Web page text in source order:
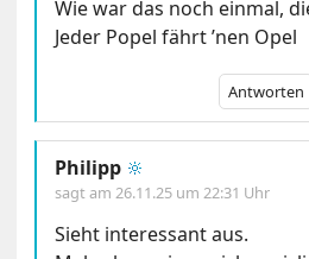
Wie war das noch einmal,
Jeder Popel fährt ’nen Opel
Antworten
Philipp 🔆
sagt am 26.11.25 um 22:31 Uhr
Sieht interessant aus.